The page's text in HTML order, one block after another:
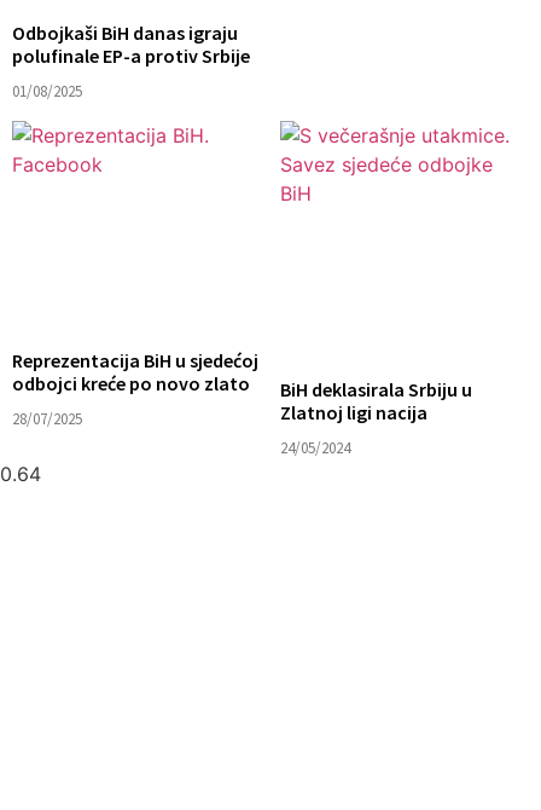
Odbojkaši BiH danas igraju
polufinale EP-a protiv Srbije
01/08/2025
Reprezentacija BiH u sjedećoj
odbojci kreće po novo zlato
28/07/2025
BiH deklasirala Srbiju u
Zlatnoj ligi nacija
24/05/2024